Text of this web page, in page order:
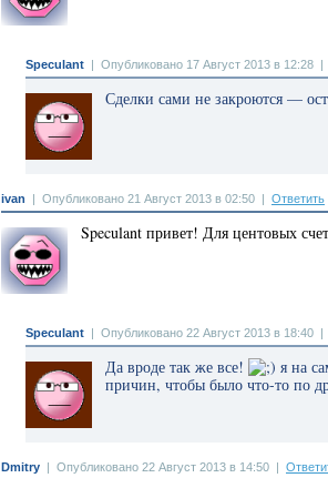
Speculant | Опубликовано 17 Август 2013 в 12:28
Сделки сами не закроются —
ivan | Опубликовано 21 Август 2013 в 02:50 | Ответить
Speculant привет! Для центовых
Speculant | Опубликовано 22 Август 2013 в 18:40
Да вроде так же все!
я на
причин, чтобы было что-то по
Dmitry | Опубликовано 22 Август 2013 в 14:50 |